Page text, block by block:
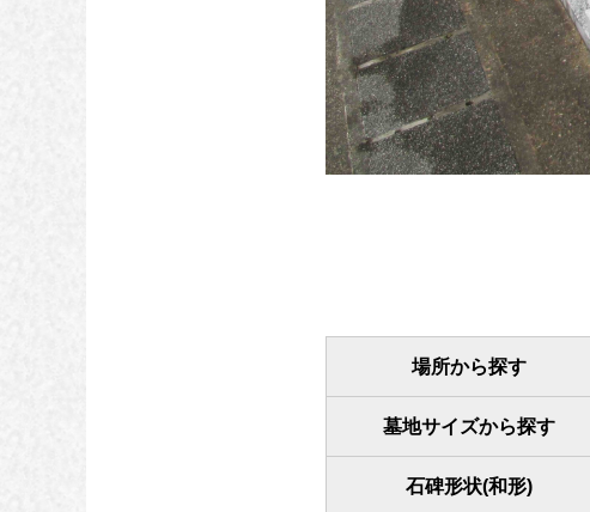
場所から探す
墓地サイズから探す
石碑形状(和形)